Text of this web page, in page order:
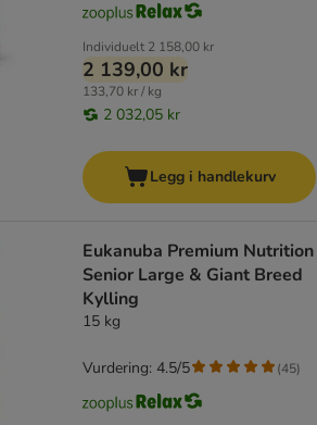
Individuelt 2 158,00 kr
2 139,00 kr
133,70 kr / kg
2 032,05 kr
Legg i handlekurv
Eukanuba Premium Nutrition
Senior Large & Giant Breed
Kylling
15 kg
Vurdering: 4.5/5 (45)